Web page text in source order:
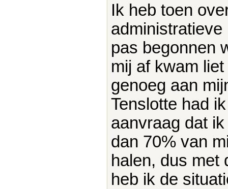
Ik heb toen
pas begonnen
mij af kwam
genoeg aan
Tenslotte had
aanvraag dat
dan 70% van
halen, dus met
heb ik de